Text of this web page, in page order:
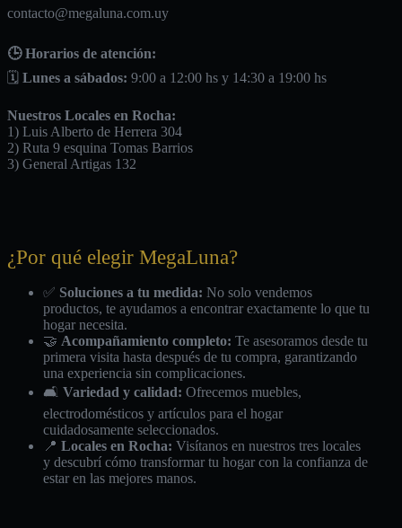
contacto@megaluna.com.uy
🕒 Horarios de atención:
🗓️ Lunes a sábados: 9:00 a 12:00 hs y 14:30 a 19:00 hs
Nuestros Locales en Rocha:
1) Luis Alberto de Herrera 304
2) Ruta 9 esquina Tomas Barrios
3) General Artigas 132
¿Por qué elegir MegaLuna?
✅ Soluciones a tu medida: No solo vendemos
productos, te ayudamos a encontrar exactamente lo que tu
hogar necesita.
🤝 Acompañamiento completo: Te asesoramos desde tu
primera visita hasta después de tu compra, garantizando
una experiencia sin complicaciones.
🛋️ Variedad y calidad: Ofrecemos muebles,
electrodomésticos y artículos para el hogar
cuidadosamente seleccionados.
📍 Locales en Rocha: Visítanos en nuestros tres locales
y descubrí cómo transformar tu hogar con la confianza de
estar en las mejores manos.